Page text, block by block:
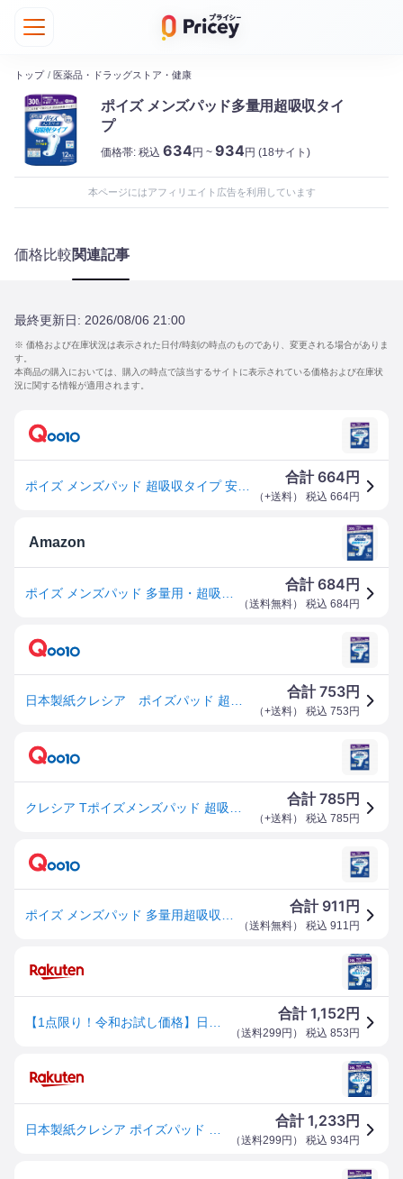
トップ / 医薬品・ドラッグストア・健康
ポイズ メンズパッド多量用超吸収タイ
プ
価格帯: 税込 634円 ~ 934円 (18サイト)
本ページにはアフィリエイト広告を利用しています
価格比較関連記事
最終更新日: 2026/08/06 21:00
※ 価格および在庫状況は表示された日付/時刻の時点のものであり、変更される場合がありま
す。
本商品の購入においては、購入の時点で該当するサイトに表示されている価格および在庫状
況に関する情報が適用されます。
合計664 円
（+送料） 税込 664円
Amazon
合計684 円
（送料無料） 税込 684円
合計753円
（+送料） 税込 753 円
合計785円
（+送料） 税込 785 円
合計 911 円
（送料無料） 税込 911 円
合計1,152 円
（送料299円 ） 税込 853 円
合計1,233円
（送料299円 ） 税込 934円